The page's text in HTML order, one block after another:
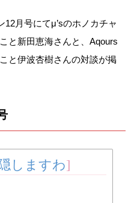
12月号にてμ’sのホノカチャ
と新田恵海さんと、Aqours
と伊波杏樹さんの対談が掲
隠しますわ]